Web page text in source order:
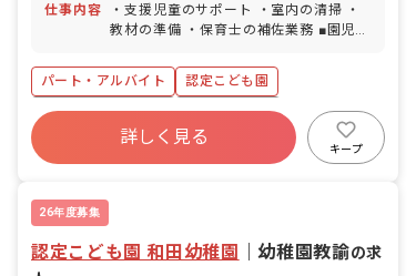
仕事内容
・支援児童のサポート ・室内の清掃 ・
教材の準備 ・保育士の補佐業務 ■園児年
パート・アルバイト
認定こども園
年間休日120日以上
社会保険完備
残業少なめ
産休育休制度
詳しく見る
キープ
26年度募集
認定こども園 和田幼稚園 ｜幼稚園教諭の求